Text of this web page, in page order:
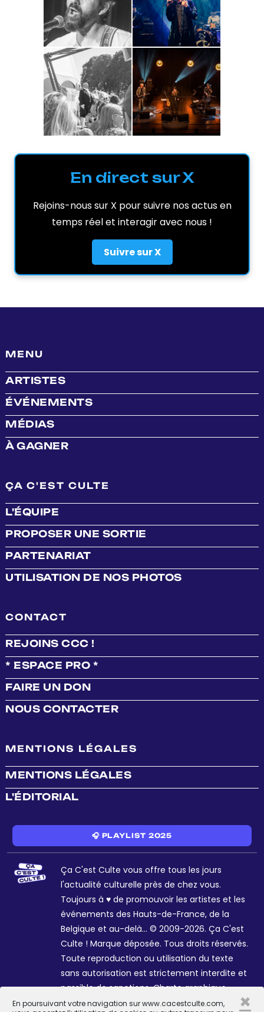
En poursuivant votre navigation sur www.cacestculte.com,
×
En direct sur X
Rejoins-nous sur X pour suivre nos actus en
temps réel et interagir avec nous !
Suivre sur X
MENU
ARTISTES
ÉVÉNEMENTS
MÉDIAS
À GAGNER
ÇA C'EST CULTE
L'ÉQUIPE
PROPOSER UNE SORTIE
PARTENARIAT
UTILISATION DE NOS PHOTOS
CONTACT
REJOINS CCC !
* ESPACE PRO *
FAIRE UN DON
NOUS CONTACTER
MENTIONS LÉGALES
MENTIONS LÉGALES
L'ÉDITORIAL
🎧 PLAYLIST 2025
Ça C'est Culte vous offre tous les jours
l'actualité culturelle près de chez vous.
Toujours à ♥ de promouvoir les artistes et les
événements des Hauts-de-France, de la
Belgique et au-delà... © 2009-2026. Ça C'est
Culte ! Marque déposée. Tous droits réservés.
Toute reproduction ou utilisation du texte
sans autorisation est strictement interdite et
passible de sanctions. Charte graphique
Sophie R. et Céline Galant.